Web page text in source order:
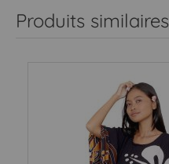
Produits similaires